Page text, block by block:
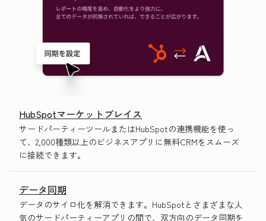
HubSpotマーケットプレイス
サードパーティーツールまたはHubSpotの連携機能を使っ
て、2,000種類以上のビジネスアプリに無料CRMをスムーズ
に接続できます。
データ同期
データのサイロ化を解消できます。HubSpotとさまざまな人
気のサードパーティーアプリの間で、双方向のデータ同期を